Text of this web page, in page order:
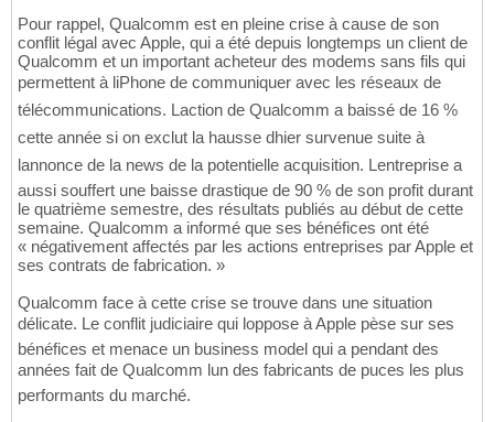
Pour rappel, Qualcomm est en pleine crise à cause de son
conflit légal avec Apple, qui a été depuis longtemps un client de
Qualcomm et un important acheteur des modems sans fils qui
permettent à liPhone de communiquer avec les réseaux de
télécommunications. Laction de Qualcomm a baissé de 16 %
cette année si on exclut la hausse dhier survenue suite à
lannonce de la news de la potentielle acquisition. Lentreprise a
aussi souffert une baisse drastique de 90 % de son profit durant
le quatrième semestre, des résultats publiés au début de cette
semaine. Qualcomm a informé que ses bénéfices ont été
« négativement affectés par les actions entreprises par Apple et
ses contrats de fabrication. »
Qualcomm face à cette crise se trouve dans une situation
délicate. Le conflit judiciaire qui loppose à Apple pèse sur ses
bénéfices et menace un business model qui a pendant des
années fait de Qualcomm lun des fabricants de puces les plus
performants du marché.